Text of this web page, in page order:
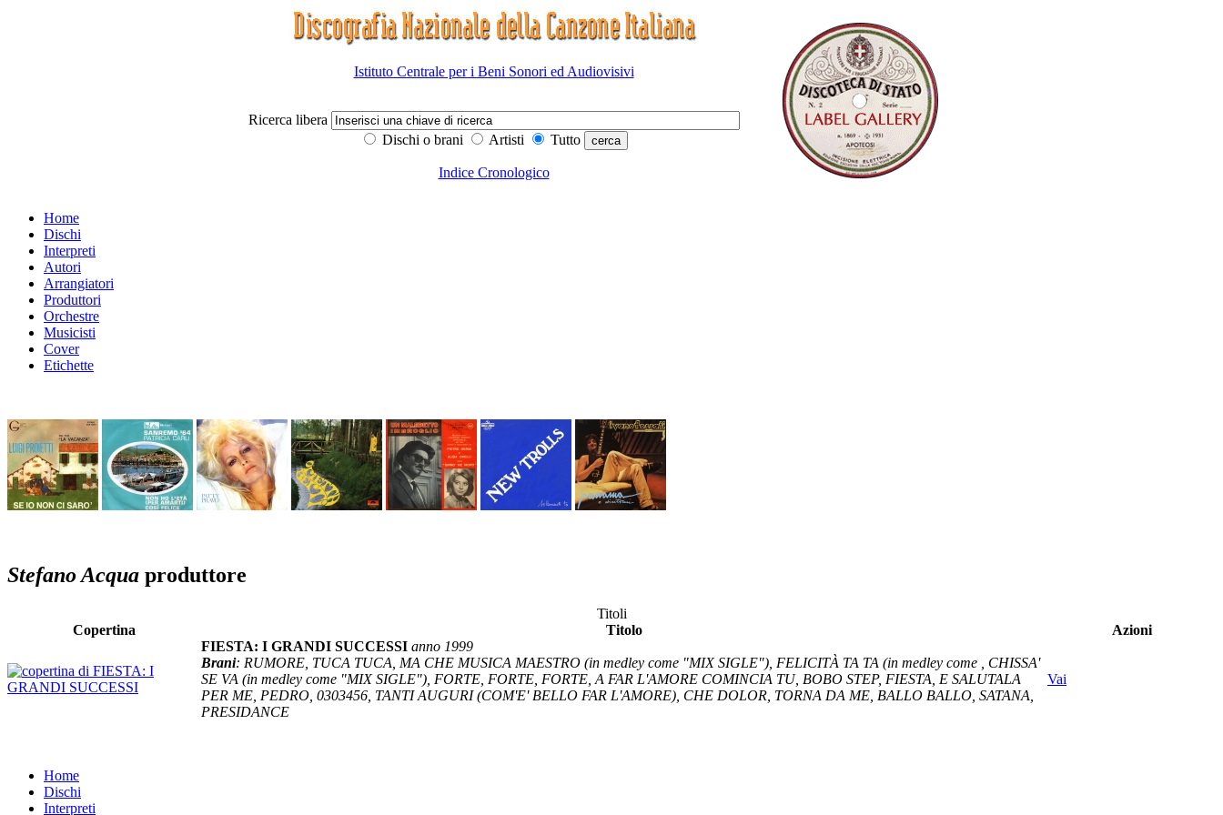
Istituto Centrale per i Beni Sonori ed Audiovisivi
Ricerca libera
Dischi o brani
Artisti Tutto
Indice Cronologico
Home
Dischi
Interpreti
Autori
Arrangiatori
Produttori
Orchestre
Musicisti
Cover
Etichette
Stefano Acqua produttore
Titoli
Copertina
Titolo
Azioni
FIESTA: I GRANDI SUCCESSI anno 1999
Brani: RUMORE, TUCA TUCA, MA CHE MUSICA MAESTRO (in medley come "MIX SIGLE"), FELICITÀ TA TA (in medley come , CHISSA'
SE VA (in medley come "MIX SIGLE"), FORTE, FORTE, FORTE, A FAR L'AMORE COMINCIA TU, BOBO STEP, FIESTA, E SALUTALA
PER ME, PEDRO, 0303456, TANTI AUGURI (COM'E' BELLO FAR L'AMORE), CHE DOLOR, TORNA DA ME, BALLO BALLO, SATANA,
PRESIDANCE
Vai
Home
Dischi
Interpreti